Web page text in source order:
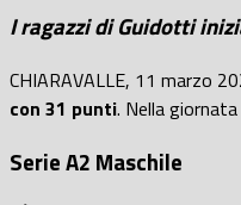
I ragazzi di Guidotti
CHIARAVALLE, 11 marzo
con 31 punti. Nella
Serie A2 Maschile